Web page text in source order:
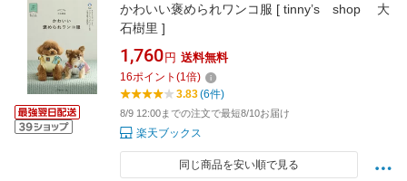
かわいい褒められワンコ服 [ tinny’s shop 大
石樹里 ]
1,760 円 送料無料
16ポイント (1倍)
3.83(6件)
8/9 12:00までの注文で最短8/10お届け
楽天ブックス
同じ商品を安い順で見る